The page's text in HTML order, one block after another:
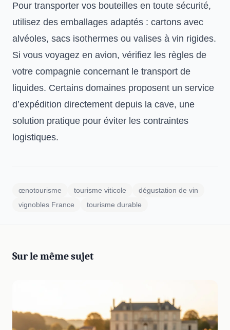
Pour transporter vos bouteilles en toute sécurité,
utilisez des emballages adaptés : cartons avec
alvéoles, sacs isothermes ou valises à vin rigides.
Si vous voyagez en avion, vérifiez les règles de
votre compagnie concernant le transport de
liquides. Certains domaines proposent un service
d’expédition directement depuis la cave, une
solution pratique pour éviter les contraintes
logistiques.
œnotourisme tourisme viticole
dégustation de vin
vignobles France
tourisme durable
Sur le même sujet